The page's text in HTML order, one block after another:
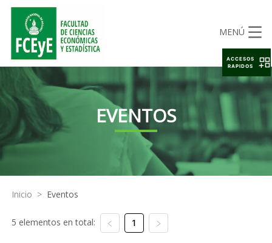
MENÚ
EVENTOS
Inicio > Eventos
5 elementos en total: 1
ACCESOS
RAPIDOS